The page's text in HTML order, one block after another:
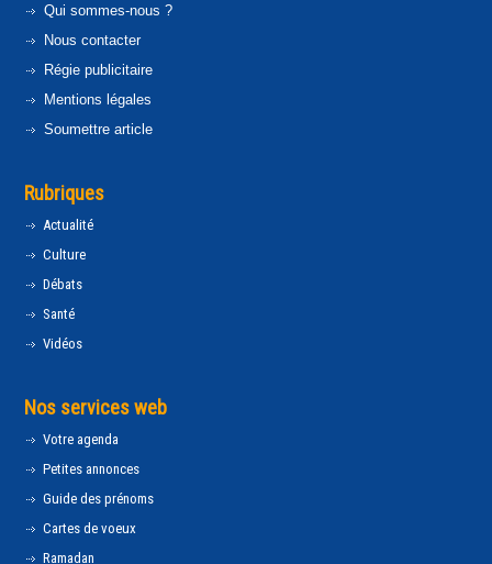
Qui sommes-nous ?
Nous contacter
Régie publicitaire
Mentions légales
Soumettre article
Rubriques
Actualité
Culture
Débats
Santé
Vidéos
Nos services web
Votre agenda
Petites annonces
Guide des prénoms
Cartes de voeux
Ramadan